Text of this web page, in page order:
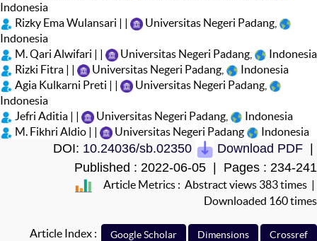
Indonesia
Rizky Ema Wulansari | |
Universitas Negeri Padang,
Indonesia
M. Qari Alwifari | |
Universitas Negeri Padang,
Indonesia
Rizki Fitra | |
Universitas Negeri Padang,
Indonesia
Agia Kulkarni Preti | |
Universitas Negeri Padang,
Indonesia
Jefri Aditia | |
Universitas Negeri Padang,
Indonesia
M. Fikhri Aldio | |
Universitas Negeri Padang Indonesia
DOI: 10.24036/sb.02350 Download PDF |
Published : 2022-06-05 | Pages : 234-241
Article Metrics : Abstract views 383 times |
Downloaded 160 times
Article Index :